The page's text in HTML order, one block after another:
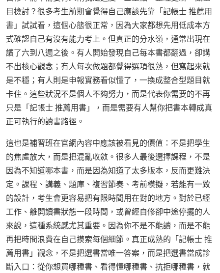
目檢討？很多考生前期會覺得自己應該先靠「記帳士 推薦用
書」試試看，這個心態很正常，因為大家都想先用低成本方
式確認自己有沒有能力考上。但真正的分水嶺，通常出現在
讀了六到八週之後。有人開始發現自己每本書都翻過，卻講
不出核心觀念；有人每次做題都覺得選項很熟，但寫起來就
是不穩；有人則是申報實務看似懂了，一換成整合型題目就
卡住。這些狀況不是個人不夠努力，而是代表你需要的不再
只是「記帳士 推薦用書」，而是需要有人幫你把書本轉成真
正可執行的讀書路徑。
這也是補習班在官網內容中應該被看見的價值：不是把學生
的焦慮放大，而是把混亂收斂。很多人最後選擇課程，不是
因為不知道哪本書，而是因為知道了太多版本，反而更難決
定。課程、講義、題庫、複習節奏、考前模擬，若能有一致
的設計，考生會更容易把有限時間用在對的地方。對於已經
工作、離開讀書狀態一段時間，或曾經自修卻中途停擺的人
來說，這種系統感尤其重要。因為你不是不能讀，而是不能
再把時間浪費在自己摸索每個細節。真正成熟的「記帳士 推
薦用書」觀念，不是把選書當唯一答案，而是把選書當成診
斷入口：從你想買哪種書、看得懂哪種書、抗拒哪種書，就